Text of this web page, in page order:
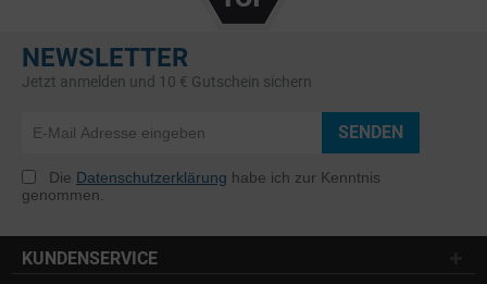
NEWSLETTER
Jetzt anmelden und 10 € Gutschein sichern
SENDEN
Die Datenschutzerklärung habe ich zur Kenntnis
genommen.
KUNDENSERVICE